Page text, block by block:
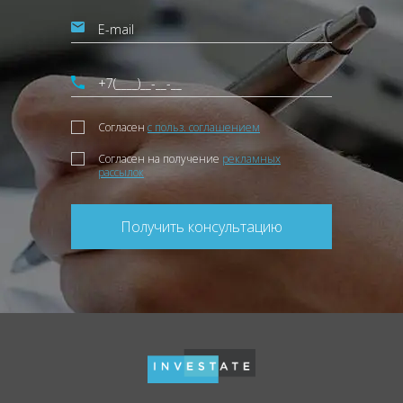
Согласен с польз. соглашением
Согласен на получение рекламных
рассылок
Получить консультацию